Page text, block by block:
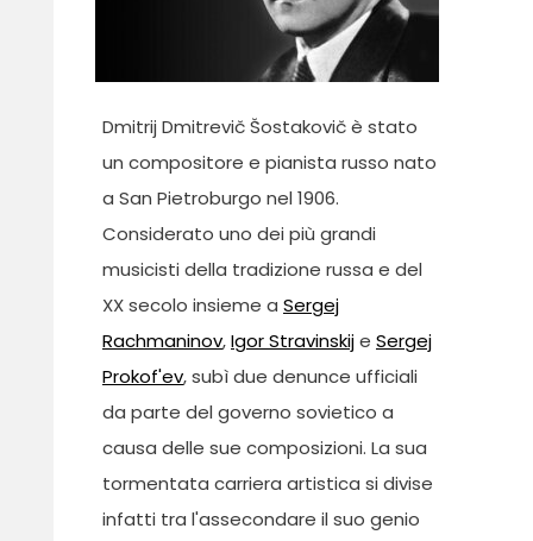
Dmitrij Dmitrevič Šostakovič è stato
un compositore e pianista russo nato
a San Pietroburgo nel 1906.
Considerato uno dei più grandi
musicisti della tradizione russa e del
XX secolo insieme a Sergej
Rachmaninov,Igor Stravinskije Sergej
Prokof'ev, subì due denunce ufficiali
da parte del governo sovietico a
causa delle sue composizioni. La sua
tormentata carriera artistica si divise
infatti tra l'assecondare il suo genio